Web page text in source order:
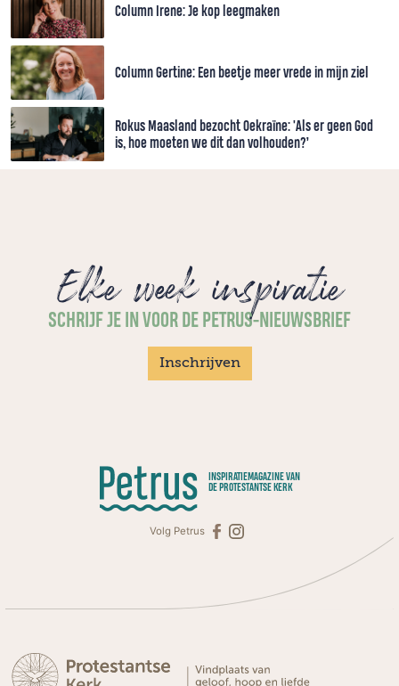
Column Irene: Je kop leegmaken
Column Gertine: Een beetje meer vrede in mijn ziel
Rokus Maasland bezocht Oekraïne: 'Als er geen God
is, hoe moeten we dit dan volhouden?’
Elke week inspiratie
SCHRIJF JE IN VOOR DE PETRUS-NIEUWSBRIEF
Inschrijven
INSPIRATIEMAGAZINE VAN
DE PROTESTANTSE KERK
Volg Petrus